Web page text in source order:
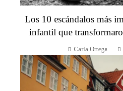
Los 10 escándalos más
infantil que
Carla Ortega